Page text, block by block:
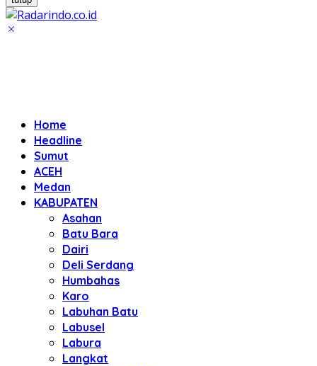
Home
Headline
Sumut
ACEH
Medan
KABUPATEN
Asahan
Batu Bara
Dairi
Deli Serdang
Humbahas
Karo
Labuhan Batu
Labusel
Labura
Langkat